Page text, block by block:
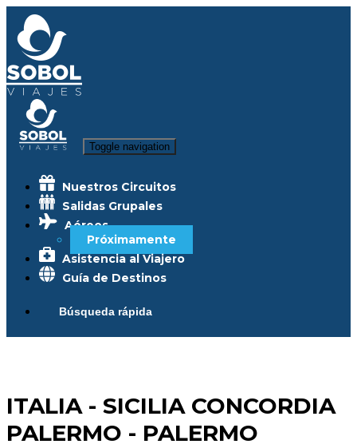
Toggle navigation
Nuestros Circuitos
Salidas Grupales
Aéreos
Próximamente
Asistencia al Viajero
Guía de Destinos
Búsqueda rápida
ITALIA - SICILIA CONCORDIA
PALERMO - PALERMO